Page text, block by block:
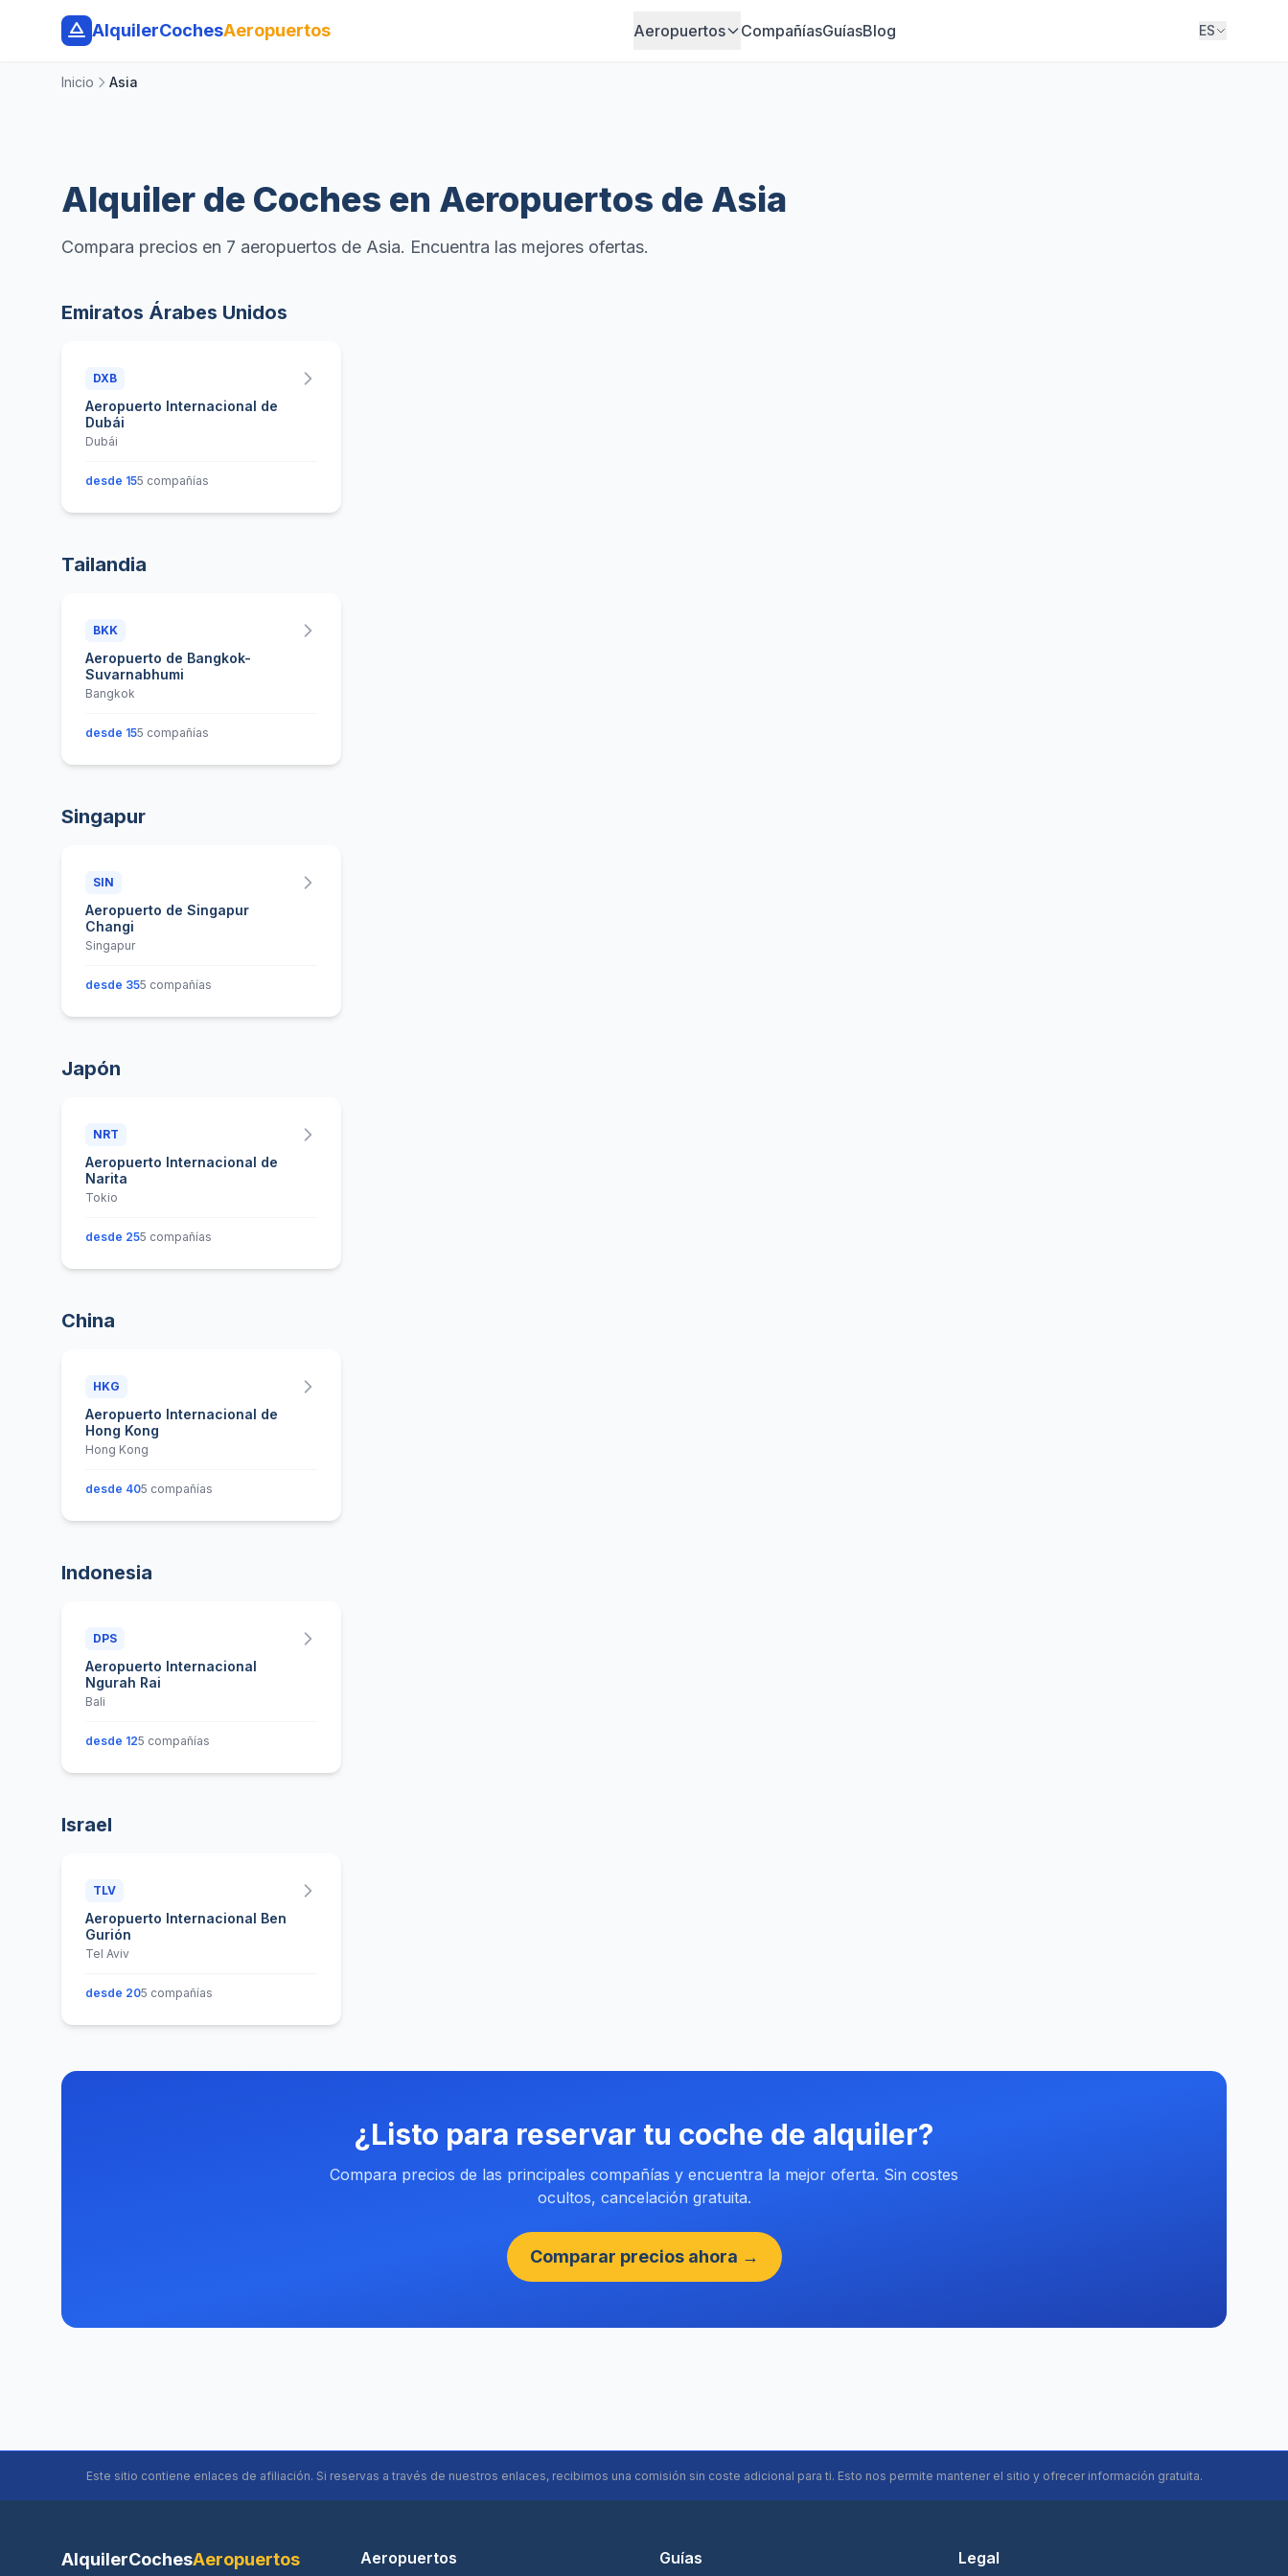
AlquilerCochesAeropuertos Aeropuertos CompañíasGuíasBlog ES
Inicio Asia
Alquiler de Coches en Aeropuertos de Asia
Compara precios en 7 aeropuertos de Asia. Encuentra las mejores ofertas.
Emiratos Árabes Unidos
DXB
Aeropuerto Internacional de
Dubái
Dubái
desde 155 compañías
Tailandia
BKK
Aeropuerto de Bangkok-
Suvarnabhumi
Bangkok
desde 155 compañías
Singapur
SIN
Aeropuerto de Singapur
Changi
Singapur
desde 355 compañías
Japón
NRT
Aeropuerto Internacional de
Narita
Tokio
desde 255 compañías
China
HKG
Aeropuerto Internacional de
Hong Kong
Hong Kong
desde 405 compañías
Indonesia
DPS
Aeropuerto Internacional
Ngurah Rai
Bali
desde 125 compañías
Israel
TLV
Aeropuerto Internacional Ben
Gurión
Tel Aviv
desde 205 compañías
¿Listo para reservar tu coche de alquiler?
Compara precios de las principales compañías y encuentra la mejor oferta. Sin costes
ocultos, cancelación gratuita.
Comparar precios ahora →
Este sitio contiene enlaces de afiliación. Si reservas a través de nuestros enlaces, recibimos una comisión sin coste adicional para ti. Esto nos permite mantener el sitio y ofrecer información gratuita.
AlquilerCochesAeropuertos Aeropuertos Guías Legal